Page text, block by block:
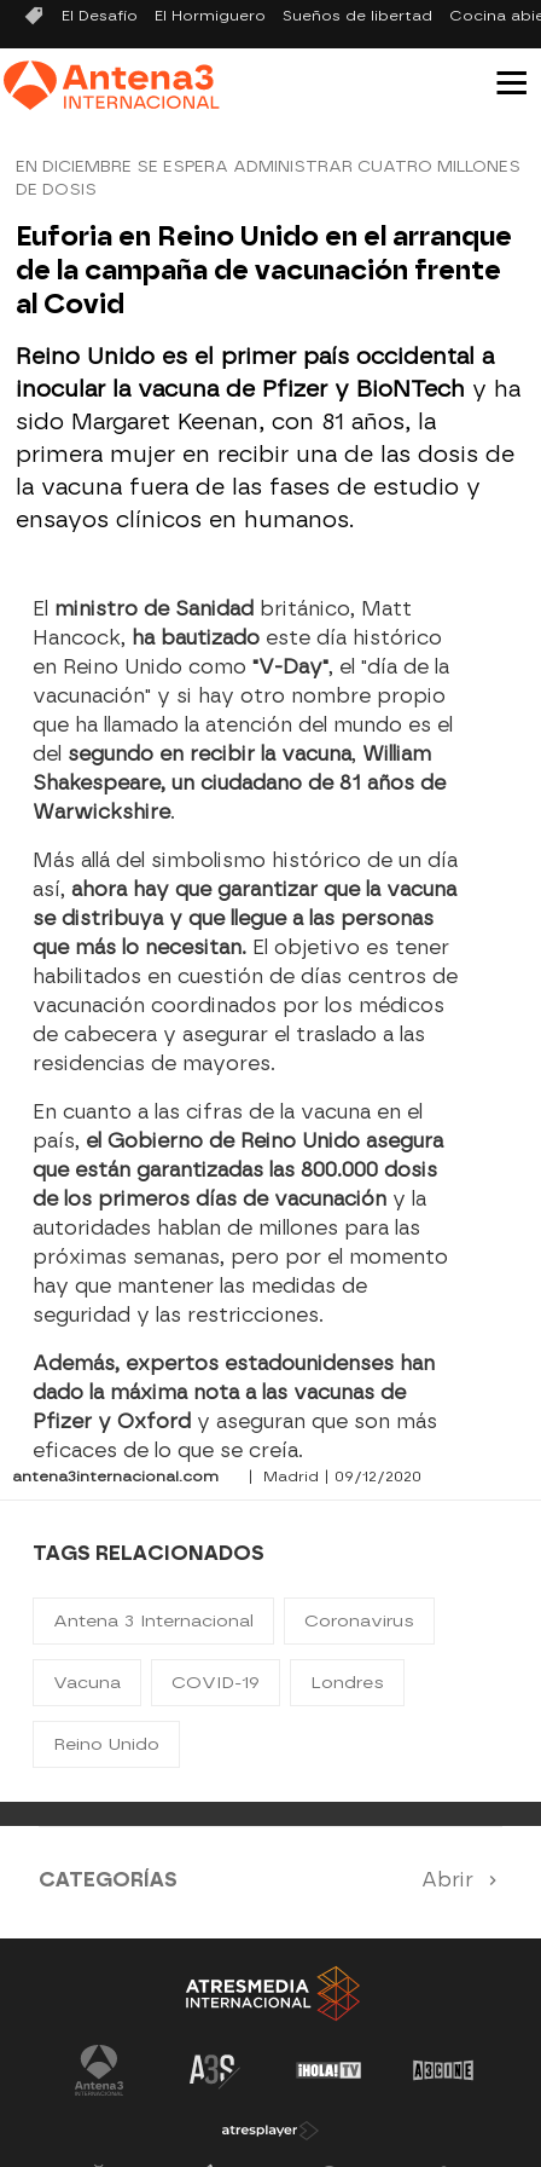
El Desafío El Hormiguero Sueños de libertad Cocina
EN DICIEMBRE SE ESPERA ADMINISTRAR CUATRO MILLONES
DE DOSIS
Euforia en Reino Unido en el arranque
de la campaña de vacunación frente
al Covid
Reino Unido es el primer país occidental a
inocular la vacuna de Pfizer y BioNTech y ha
sido Margaret Keenan, con 81 años, la
primera mujer en recibir una de las dosis de
la vacuna fuera de las fases de estudio y
ensayos clínicos en humanos.
El ministro de Sanidad británico, Matt
Hancock, ha bautizado este día histórico
en Reino Unido como "V-Day", el "día de la
vacunación" y si hay otro nombre propio
que ha llamado la atención del mundo es el
del segundo en recibir la vacuna, William
Shakespeare, un ciudadano de 81 años de
Warwickshire.
Más allá del simbolismo histórico de un día
así,ahora hay que garantizar que la vacuna
se distribuya y que llegue a las personas
que más lo necesitan. El objetivo es tener
habilitados en cuestión de días centros de
vacunación coordinados por los médicos
de cabecera y asegurar el traslado a las
residencias de mayores.
En cuanto a las cifras de la vacuna en el
país, el Gobierno de Reino Unido asegura
que están garantizadas las 800.000 dosis
de los primeros días de vacunación y la
autoridades hablan de millones para las
próximas semanas, pero por el momento
hay que mantener las medidas de
seguridad y las restricciones.
Además, expertos estadounidenses han
dado la máxima nota a las vacunas de
Pfizer y Oxford y aseguran que son más
eficaces de lo que se creía.
antena3internacional.com | Madrid | 09/12/2020
TAGS RELACIONADOS
Antena 3 Internacional Coronavirus
Vacuna COVID-19 Londres
Reino Unido
CATEGORÍAS Abrir
Antena 3 Noticias El Hormiguero
Tu cara me suena Pasapalabra